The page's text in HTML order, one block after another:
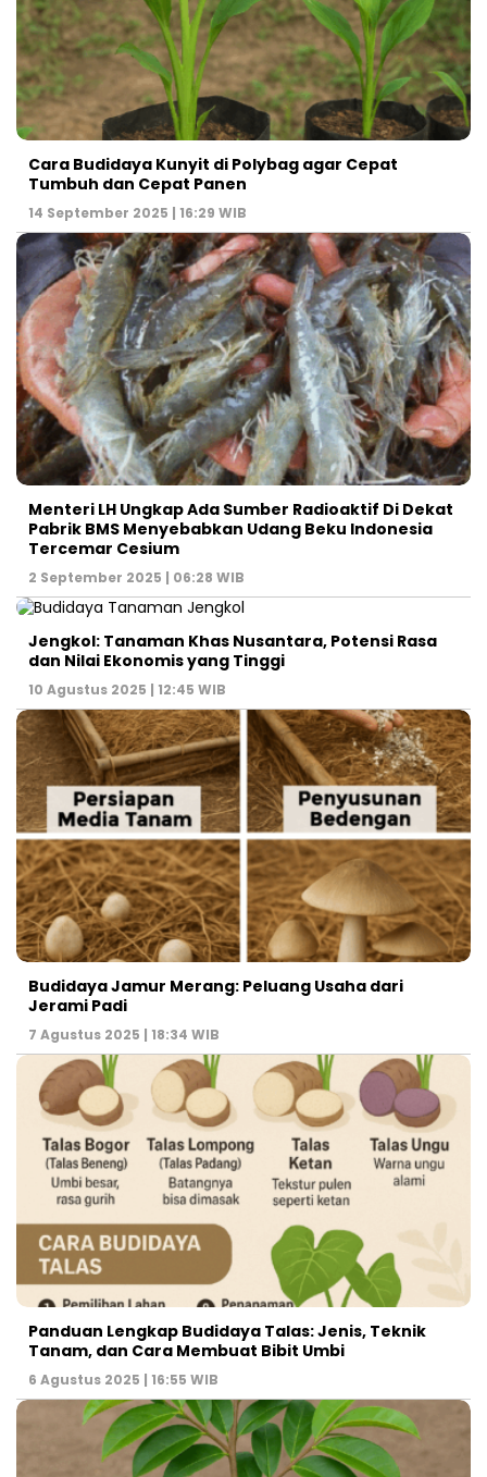
Cara Budidaya Kunyit di Polybag agar Cepat
Tumbuh dan Cepat Panen
14 September 2025 | 16:29 WIB
Menteri LH Ungkap Ada Sumber Radioaktif Di Dekat
Pabrik BMS Menyebabkan Udang Beku Indonesia
Tercemar Cesium
2 September 2025 | 06:28 WIB
Jengkol: Tanaman Khas Nusantara, Potensi Rasa
dan Nilai Ekonomis yang Tinggi
10 Agustus 2025 | 12:45 WIB
Budidaya Jamur Merang: Peluang Usaha dari
Jerami Padi
7 Agustus 2025 | 18:34 WIB
Panduan Lengkap Budidaya Talas: Jenis, Teknik
Tanam, dan Cara Membuat Bibit Umbi
6 Agustus 2025 | 16:55 WIB